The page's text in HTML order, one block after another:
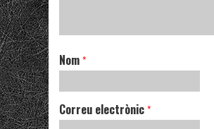
Nom *
Correu electrònic *